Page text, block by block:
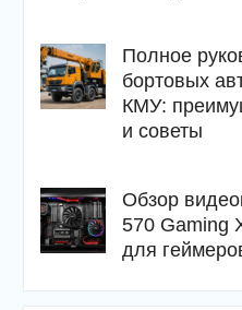
Полное
бортовых
КМУ:
и советы
Обзор
570 Gaming
для